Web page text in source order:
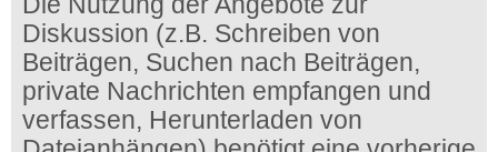
Diskussion (z.B. Schreiben von
Beiträgen, Suchen nach Beiträgen,
private Nachrichten empfangen und
verfassen, Herunterladen von